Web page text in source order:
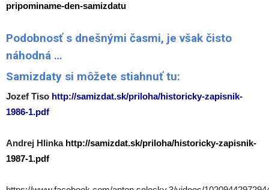
pripominame-den-samizdatu
Podobnosť s dnešnými časmi, je však čisto
náhodná …
Samizdaty si môžete stiahnuť tu:
Jozef Tiso http://samizdat.sk/priloha/historicky-zapisnik-
1986-1.pdf
Andrej Hlinka http://samizdat.sk/priloha/historicky-zapisnik-
1987-1.pdf